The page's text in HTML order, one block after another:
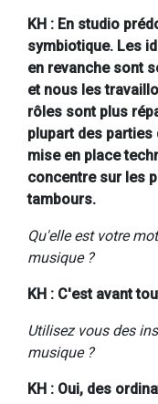
KH : En studio
symbiotique. Les
en revanche sont
et nous les
rôles sont plus
plupart des
mise en place
concentre sur les
tambours.
Qu'elle est votre
musique ?
KH : C'est avant
Utilisez vous des
musique ?
KH : Oui, des